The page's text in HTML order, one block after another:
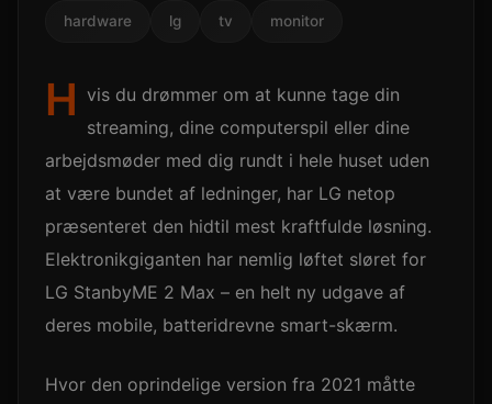
hardware lg tv monitor
H vis du drømmer om at kunne tage din
streaming, dine computerspil eller dine
arbejdsmøder med dig rundt i hele huset uden
at være bundet af ledninger, har LG netop
præsenteret den hidtil mest kraftfulde løsning.
Elektronikgiganten har nemlig løftet sløret for
LG StanbyME 2 Max – en helt ny udgave af
deres mobile, batteridrevne smart-skærm.
Hvor den oprindelige version fra 2021 måtte